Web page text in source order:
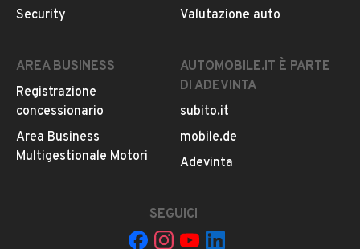
Security
Valutazione auto
AREA BUSINESS
Registrazione
concessionario
Area Business
Multigestionale Motori
AUTOMOBILE.IT È PARTE
DI ADEVINTA
subito.it
mobile.de
Adevinta
SEGUICI